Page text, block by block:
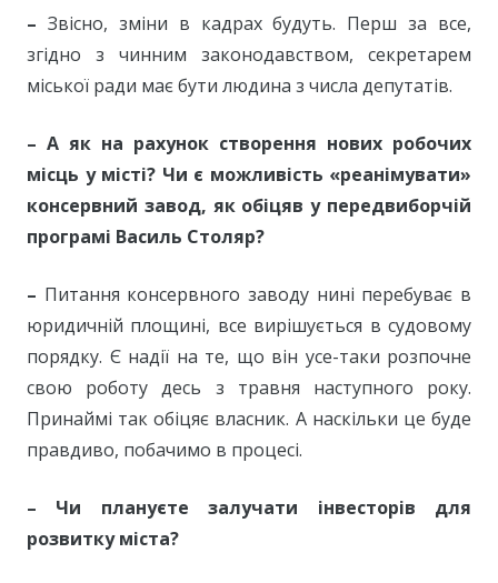
– Звісно, зміни в кадрах будуть. Перш за все,
згідно з чинним законодавством, секретарем
міської ради має бути людина з числа депутатів.
– А як на рахунок створення нових робочих
місць у місті? Чи є можливість «реанімувати»
консервний завод, як обіцяв у передвиборчій
програмі Василь Столяр?
– Питання консервного заводу нині перебуває в
юридичній площині, все вирішується в судовому
порядку. Є надії на те, що він усе-таки розпочне
свою роботу десь з травня наступного року.
Принаймі так обіцяє власник. А наскільки це буде
правдиво, побачимо в процесі.
–
Чи плануєте залучати інвесторів для
розвитку міста?